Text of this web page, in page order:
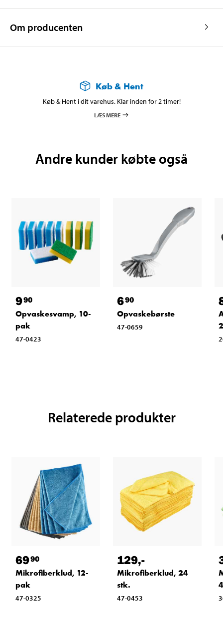
Om producenten
Køb & Hent
Køb & Hent i dit varehus. Klar inden for 2 timer!
LÆS MERE
Andre kunder købte også
990
Opvaskesvamp, 10-
pak
47-0423
690
Opvaskebørste
47-0659
Relaterede produkter
6990
Mikrofiberklud, 12-
pak
47-0325
129,-
Mikrofiberklud, 24
stk.
47-0453